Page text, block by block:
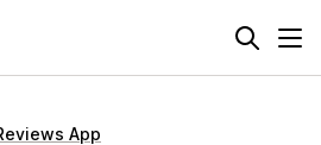
App